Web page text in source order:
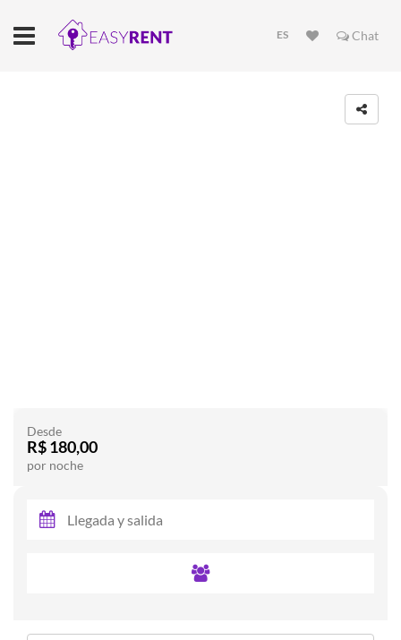
ES Chat
Desde
R$ 180,00
por noche